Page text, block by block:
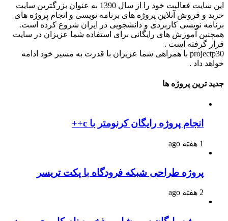
این سایت فعالیت خود را از سال 1390 به عنوان بزرگترین سایت
خرید و فروش آنلاین پروژه های برنامه نویسی و انجام پروژه های
برنامه نویسی کاربردی و دانشجویی در ایران شروع کرده است.
همچنین آموزش های رایگانی برای استفاده شما عزیزان در سایت
قرار گرفته است .
projectp30 با همراهی شما عزیزان با قدرت به مسیر خود ادامه
خواهد داد .
جدید ترین پروژه ها
انجام پروژه رایگان کرنومتر با c++
1 هفته ago
پروژه طراحی شبکه فرودگاه با پکت تریسر
2 هفته ago